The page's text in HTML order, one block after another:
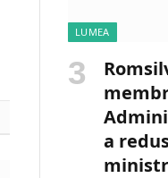
LUMEA
a